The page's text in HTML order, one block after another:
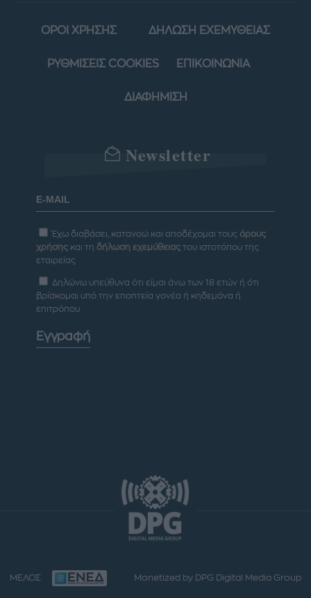
ΟΡΟΙ ΧΡΗΣΗΣ ΔΗΛΩΣΗ ΕΧΕΜΥΘΕΙΑΣ
ΡΥΘΜΙΣΕΙΣ COOKIES ΕΠΙΚΟΙΝΩΝΙΑ
ΔΙΑΦΗΜΙΣΗ
Newsletter
Έχω διαβάσει, κατανοώ και αποδέχομαι τους όρους
χρήσης και τη δήλωση εχεμύθειας του ιστοτόπου της
εταιρείας
Δηλώνω υπεύθυνα ότι είμαι άνω των 18 ετών ή ότι
βρίσκομαι υπό την εποπτεία γονέα ή κηδεμόνα ή
επιτρόπου
Εγγραφή
ΜΕΛΟΣ Monetized by DPG Digital Media Group